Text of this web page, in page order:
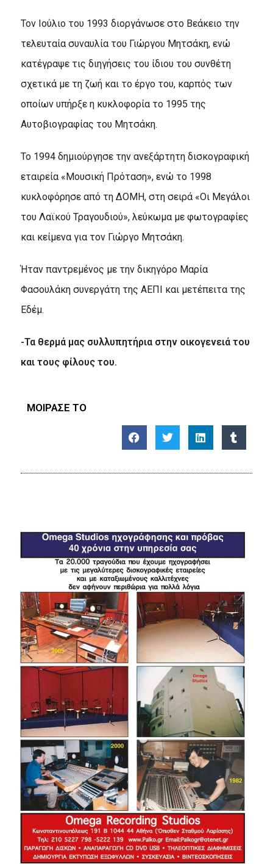
Τον Ιούλιο του 1993 διοργάνωσε στο Βεάκειο την
τελευταία συναυλία του Γιώργου Μητσάκη, ενώ
κατέγραψε τις διηγήσεις του ίδιου του συνθέτη
σχετικά με τη ζωή και το έργο του, καρπός των
οποίων υπήρξε η κυκλοφορία το 1995 της
Αυτοβιογραφίας του Μητσάκη.
Το 1994 δημιούργησε την ανεξάρτητη δισκογραφική
εταιρεία «Μουσική Πρόταση», ενώ το 1998
κυκλοφόρησε από τη ΔΟΜΗ, στη σειρά «Οι Μεγάλοι
του Λαϊκού Τραγουδιού», λεύκωμα με φωτογραφίες
και κείμενα για τον Γιώργο Μητσάκη.
Ήταν παντρεμένος με την δικηγόρο Μαρία
Φασουλάκη συνεργάτη της ΑΕΠΙ και μετέπειτα της
Εδέμ.
-Τα θερμά μας συλλυπητήρια στην οικογενειά του
και τους φίλους του.
ΜΟΙΡΑΣΕ ΤΟ